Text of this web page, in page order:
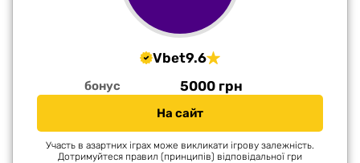
Vbet9.6
бонус 5000 грн
На сайт
Участь в азартних іграх може викликати ігрову залежність.
Дотримуйтеся правил (принципів) відповідальної гри